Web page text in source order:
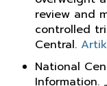
review and
controlled
Central.
National
Information.